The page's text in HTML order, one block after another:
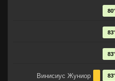
80'
83'
83'
Винисиус Жуниор 83'